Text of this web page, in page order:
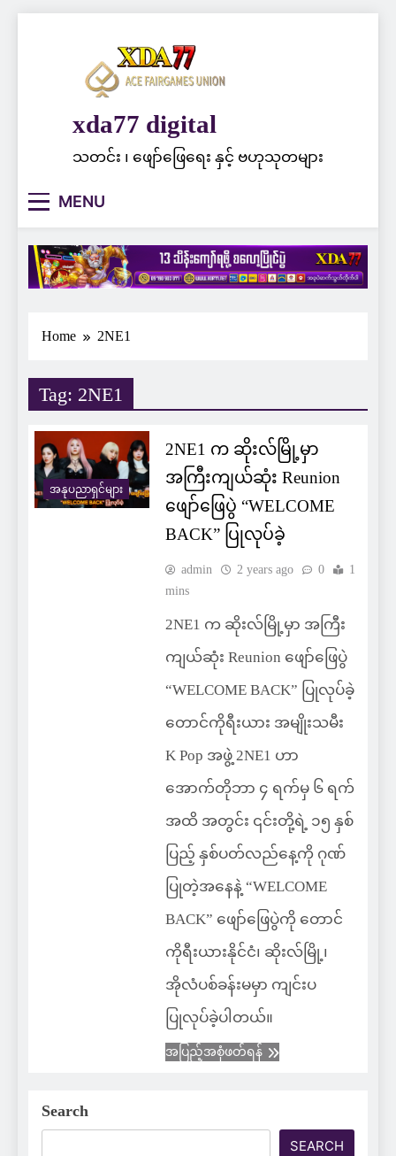
xda77 digital
သတင်း ၊ ဖျော်ဖြေရေး နှင့် ဗဟုသုတများ
MENU
Home 2NE1
Tag: 2NE1
အနုပညာရှင်များ
2NE1 က ဆိုးလ်မြို့မှာ
အကြီးကျယ်ဆုံး Reunion
ဖျော်ဖြေပွဲ “WELCOME
BACK” ပြုလုပ်ခဲ့
admin 2 years ago 0
1
mins
2NE1 က ဆိုးလ်မြို့မှာ အကြီး
ကျယ်ဆုံး Reunion ဖျော်ဖြေပွဲ
“WELCOME BACK” ပြုလုပ်ခဲ့
တောင်ကိုရီးယား အမျိုးသမီး
K Pop အဖွဲ့ 2NE1 ဟာ
အောက်တိုဘာ ၄ ရက်မှ ၆ ရက်
အထိ အတွင်း ၎င်းတို့ရဲ့ ၁၅ နှစ်
ပြည့် နှစ်ပတ်လည်နေ့ကို ဂုဏ်
ပြုတဲ့အနေနဲ့ “WELCOME
BACK” ဖျော်ဖြေပွဲကို တောင်
ကိုရီးယားနိုင်ငံ၊ ဆိုးလ်မြို့၊
အိုလံပစ်ခန်းမမှာ ကျင်းပ
ပြုလုပ်ခဲ့ပါတယ်။
အပြည့်အစုံဖတ်ရန်
Search
SEARCH